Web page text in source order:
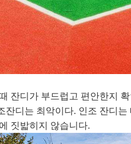
잔디가 부드럽고 편안한지
잔디는 최악이다. 인조 잔디
짓밟히지 않습니다.